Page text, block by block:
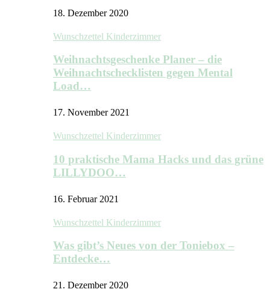
18. Dezember 2020
Wunschzettel Kinderzimmer
Weihnachtsgeschenke Planer – die
Weihnachtschecklisten gegen Mental
Load…
17. November 2021
Wunschzettel Kinderzimmer
10 praktische Mama Hacks und das grüne
LILLYDOO…
16. Februar 2021
Wunschzettel Kinderzimmer
Was gibt’s Neues von der Toniebox –
Entdecke…
21. Dezember 2020